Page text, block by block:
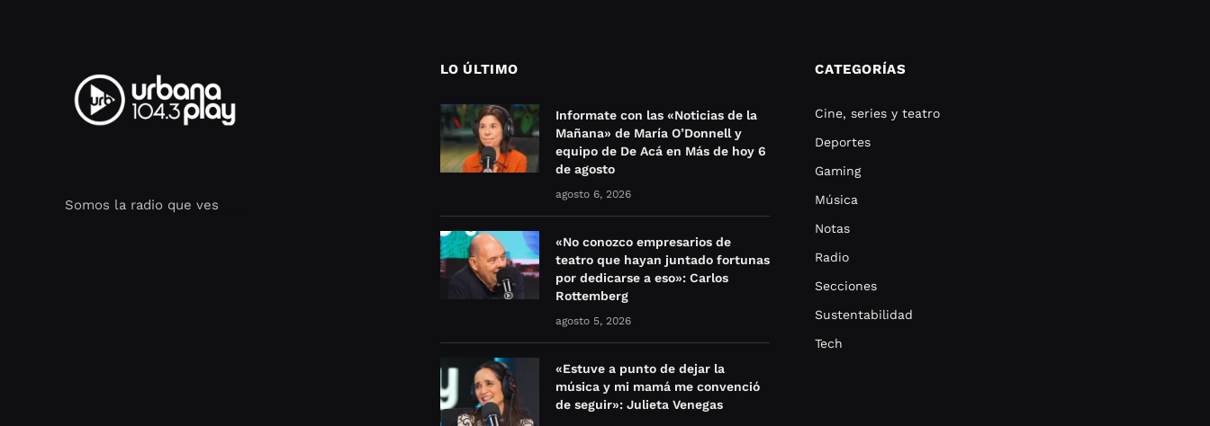
Somos la radio que ves
LO ÚLTIMO
Informate con las «Noticias de la
Mañana» de María O’Donnell y
equipo de De Acá en Más de hoy 6
de agosto
agosto 6, 2026
«No conozco empresarios de
teatro que hayan juntado fortunas
por dedicarse a eso»: Carlos
Rottemberg
agosto 5, 2026
«Estuve a punto de dejar la
música y mi mamá me convenció
de seguir»: Julieta Venegas
CATEGORÍAS
Cine, series y teatro
Deportes
Gaming
Música
Notas
Radio
Secciones
Sustentabilidad
Tech